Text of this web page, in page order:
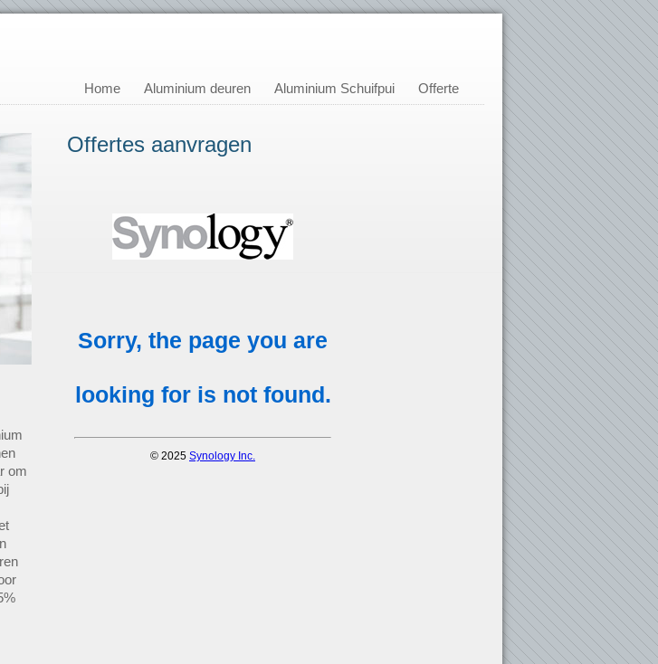
Home Aluminium deuren Aluminium Schuifpui Offerte
om
Offertes aanvragen